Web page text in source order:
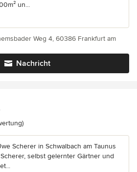
un...
Nachricht
Weg 4, 60386 Frankfurt am
5 von 5 Sternen
Scherer in Schwalbach am Taunus
selbst gelernter Gärtner und